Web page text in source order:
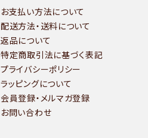
お支払い方法について
配送方法・送料について
返品について
特定商取引法に基づく表記
プライバシーポリシー
ラッピングについて
会員登録・メルマガ登録
お問い合わせ